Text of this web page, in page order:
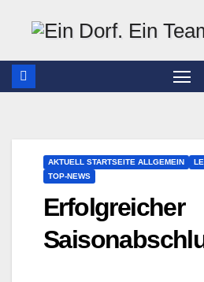
springen
AKTUELL STARTSEITE ALLGEMEIN
TOP-NEWS
Erfolgreicher